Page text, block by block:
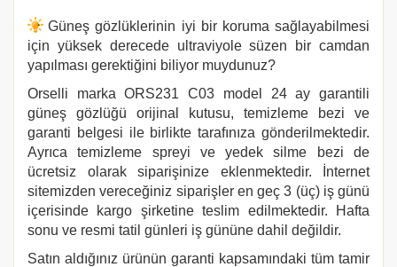
Güneş gözlüklerinin iyi bir koruma sağlayabilmesi
için yüksek derecede ultraviyole süzen bir camdan
yapılması gerektiğini biliyor muydunuz?
Orselli markaORS231 C03 model 24 ay garantili
güneş gözlüğü orijinal kutusu, temizleme bezi ve
garanti belgesi ile birlikte tarafınıza gönderilmektedir.
Ayrıca temizleme spreyi ve yedek silme bezi de
ücretsiz olarak siparişinize eklenmektedir. İnternet
sitemizden vereceğiniz siparişler en geç 3 (üç) iş günü
içerisinde kargo şirketine teslim edilmektedir. Hafta
sonu ve resmi tatil günleri iş gününe dahil değildir.
Satın aldığınız ürünün garanti kapsamındaki tüm tamir